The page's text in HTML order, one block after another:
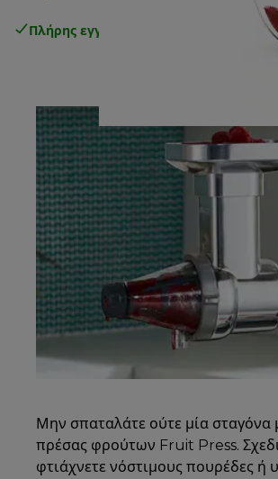
Πλήρης εγγύηση κατασκευαστή
Μην σπαταλάτε ούτε μία σταγόνα
πρέσας φρούτων Fruit Press.
φτιάχνετε νόστιμους πουρέδες ή